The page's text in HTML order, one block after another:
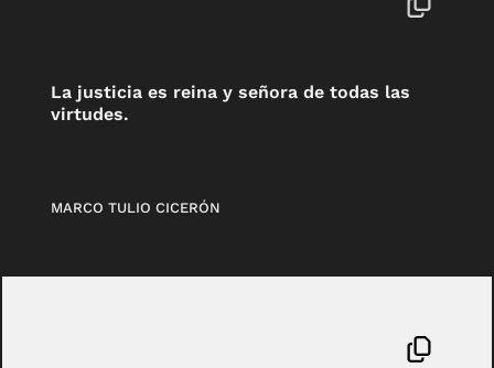
La justicia es reina y señora de todas las
virtudes.
MARCO TULIO CICERÓN